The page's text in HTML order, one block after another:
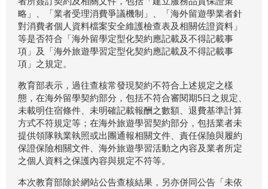
略」、「業者受理消費爭議機制」、「海外留遊學業者針
對消費者個人資料檔案安全維護檢查表及相關佐證資料」
等是否符合「海外留學定型化契約應記載及不得記載事
項」及「海外旅遊學習定型化契約應記載及不得記載事
項」之規定。
教育部表示，過往查核常發現契約不符合上述規定之樣
態，在海外留學契約部分，包括不符合審閱期5日之規定、
未載明住宿條件、未明確記載報酬之數額、退費基準計算
方式不符規定等；在海外旅遊學習契約部分，包括業者未
提供領隊執業執照或出團通報相關文件、責任保險與履約
保證保險相關文件、海外旅遊學習活動之內容及業者所定
之個人資料之保護內容與規定不符等。
本次教育部除於網站公告查核結果，另亦併同公告「未依